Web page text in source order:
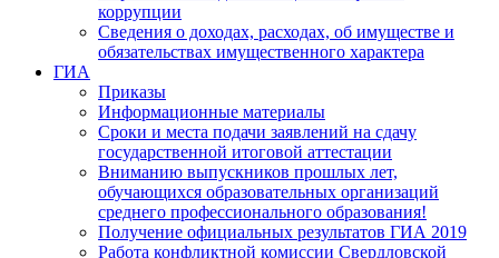
коррупции
Сведения о доходах, расходах, об имуществе и
обязательствах имущественного характера
ГИА
Приказы
Информационные материалы
Сроки и места подачи заявлений на сдачу
государственной итоговой аттестации
Вниманию выпускников прошлых лет,
обучающихся образовательных организаций
среднего профессионального образования!
Получение официальных результатов ГИА 2019
Работа конфликтной комиссии Свердловской